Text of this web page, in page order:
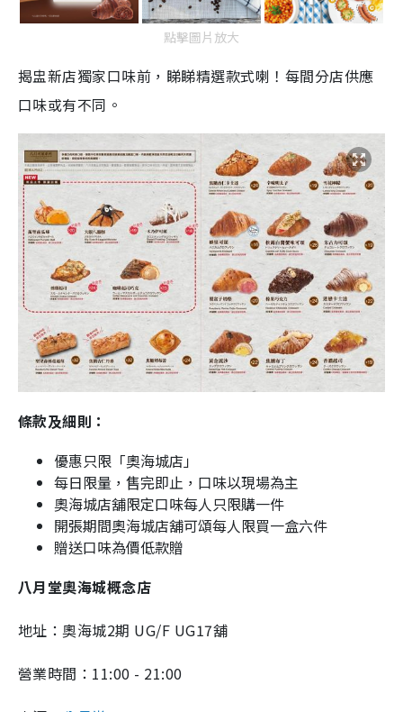
點擊圖片放大
揭盅新店獨家口味前，睇睇精選款式喇！每間分店供應
口味或有不同。
條款及細則：
優惠只限「奧海城店」
每日限量，售完即止，口味以現場為主
奧海城店舖限定口味每人只限購一件
開張期間奧海城店舖可頌每人限買一盒六件
贈送口味為價低款贈
八月堂奧海城概念店
地址：奧海城2期 UG/F UG17舖
營業時間：11:00 - 21:00